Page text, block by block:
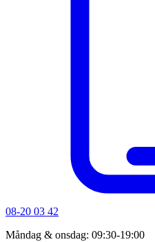
08-20 03 42
Måndag & onsdag: 09:30-19:00